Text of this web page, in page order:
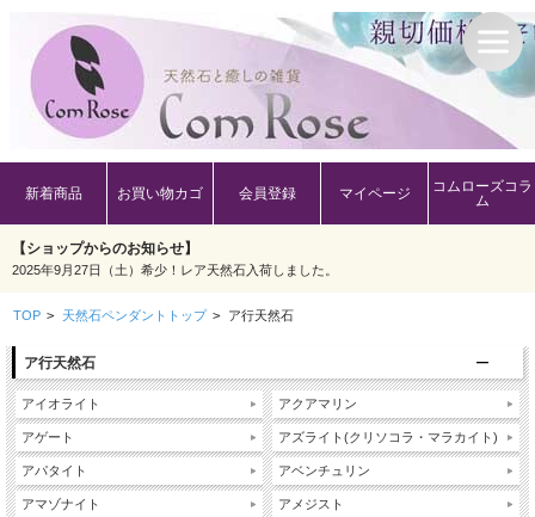
新着商品 お買い物カゴ 会員登録 マイページ
コムローズコラ
ム
【ショップからのお知らせ】
2025年9月27日（土）希少！レア天然石入荷しました。
TOP > 天然石ペンダントトップ > ア行天然石
ア行天然石
アイオライト
アゲート
アパタイト
アマゾナイト
アクアマリン
アズライト(クリソコラ・マラカイト)
アベンチュリン
アメジスト